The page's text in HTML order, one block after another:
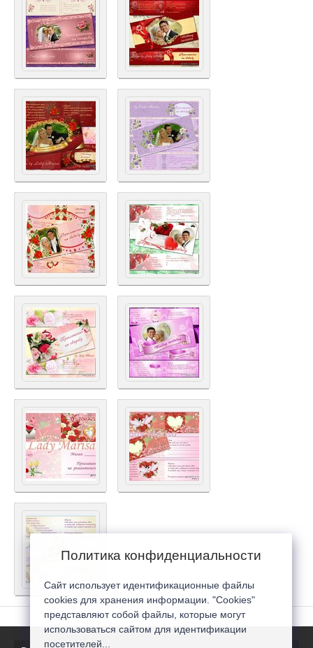
Политика конфиденциальности
Сайт использует идентификационные файлы
cookies для хранения информации. "Cookies"
представляют собой файлы, которые могут
использоваться сайтом для идентификации
посетителей...